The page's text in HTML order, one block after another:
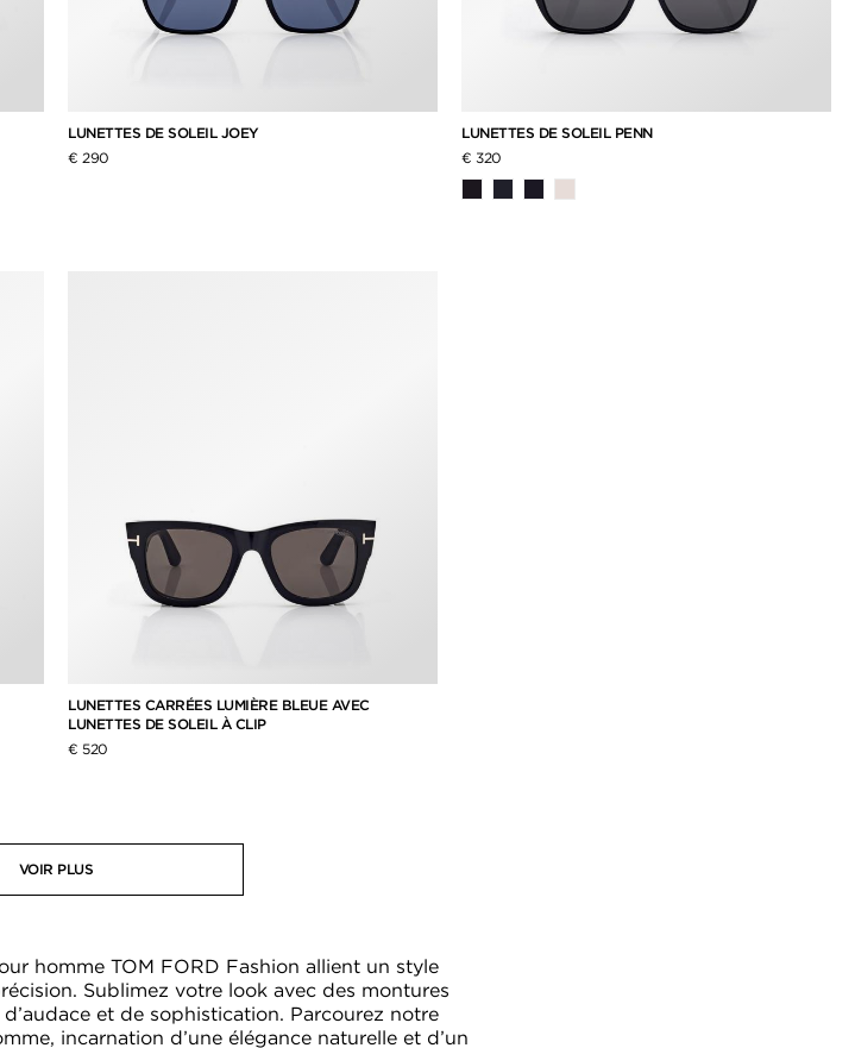
LUNETTES DE SOLEIL JOEY
€ 290
LUNETTES DE SOLEIL PENN
€ 320
LUNETTES CARRÉES LUMIÈRE BLEUE AVEC
LUNETTES DE SOLEIL À CLIP
€ 520
VOIR PLUS
homme TOM FORD Fashion allient un style
Sublimez votre look avec des montures
et de sophistication. Parcourez notre
incarnation d’une élégance naturelle et d’un